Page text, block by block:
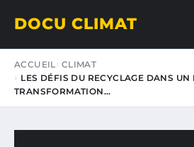
DOCU CLIMAT
ACCUEIL CLIMAT
LES DÉFIS DU RECYCLAGE DANS UN
TRANSFORMATION…